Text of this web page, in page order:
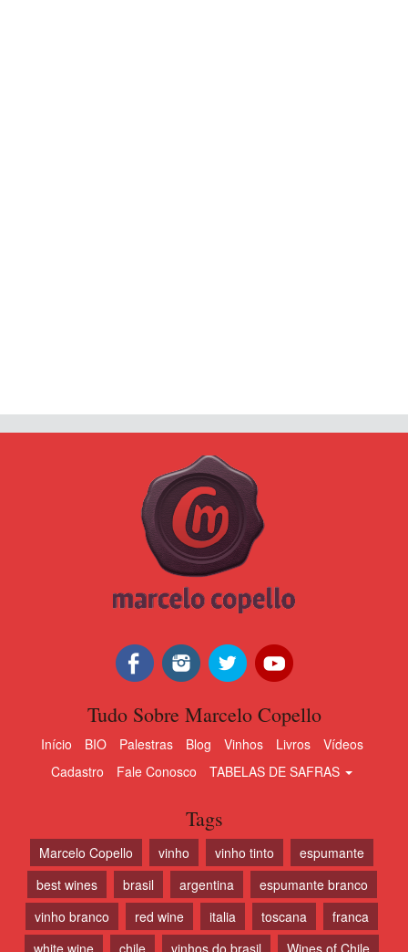
Tudo Sobre Marcelo Copello
Início BIO Palestras Blog Vinhos Livros
Vídeos
Cadastro
Fale Conosco TABELAS DE SAFRAS
Tags
Marcelo Copello vinho vinho tinto
espumante
best wines
brasil argentina
espumante branco
vinho branco
red wine italia toscana
franca
white wine
chile vinhos do brasil Wines of Chile